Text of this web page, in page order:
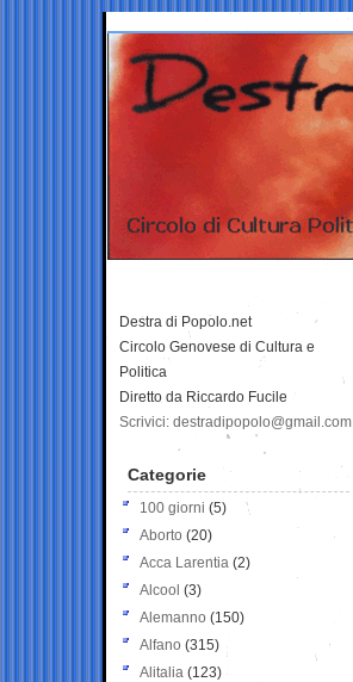
Destra di Popolo.net
Circolo Genovese di Cultura e
Politica
Diretto da Riccardo Fucile
Scrivici: destradipopolo@gmail.com
Categorie
100 giorni (5)
Aborto (20)
Acca Larentia (2)
Alcool (3)
Alemanno (150)
Alfano (315)
Alitalia (123)